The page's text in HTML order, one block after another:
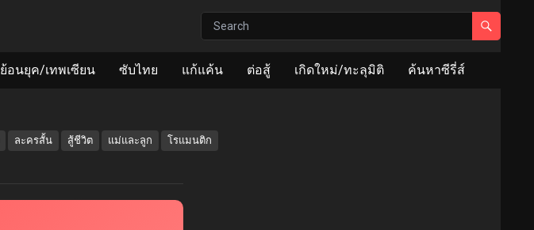
ย้อนยุค/เทพเซียน ซับไทย แก้แค้น ต่อสู้ เกิดใหม่/ทะลุมิติ ค้นหาซีรี่ส์
ละครสั้น สู้ชีวิต แม่และลูก โรแมนติก